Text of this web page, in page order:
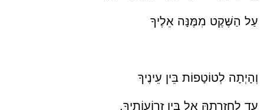
עַל הַשֶּׁקֶט מִמֶּנָּה אֵלֶיךָ
וְהָיְתָה לְטוֹטָפוֹת בֵּין עֵינֶיךָ
עַד לַחֲזָרָתָהּ אֶל בֵּין זְרוֹעוֹתֶיךָ.